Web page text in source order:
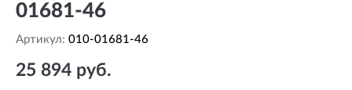
01681-46
Артикул: 010-01681-46
25 894 руб.